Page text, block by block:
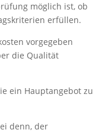
möglich ist, ob
erfüllen.
vorgegeben
die Qualität
ein Hauptangebot zu
denn, der